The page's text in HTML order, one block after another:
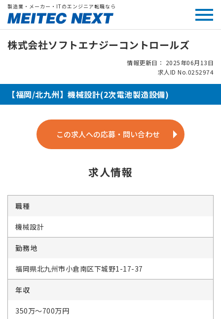
製造業・メーカー・ITのエンジニア転職なら
株式会社ソフトエナジーコントロールズ
情報更新日： 2025年06月13日
求人ID No.0252974
【福岡/北九州】機械設計(2次電池製造設備)
この求人への応募・問い合わせ
求人情報
職種
機械設計
勤務地
福岡県北九州市小倉南区下城野1-17-37
年収
350万～700万円